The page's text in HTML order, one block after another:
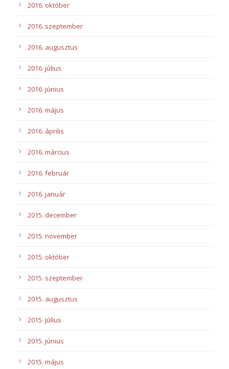
2016. október
2016. szeptember
2016. augusztus
2016. július
2016. június
2016. május
2016. április
2016. március
2016. február
2016. január
2015. december
2015. november
2015. október
2015. szeptember
2015. augusztus
2015. július
2015. június
2015. május